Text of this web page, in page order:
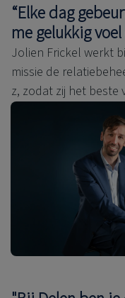
“Elke dag
me gelukkig
Jolien Frickel werkt
missie de
z, zodat zij het beste